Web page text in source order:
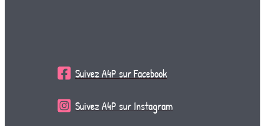
Suivez A4P sur Facebook
Suivez A4P sur Instagram